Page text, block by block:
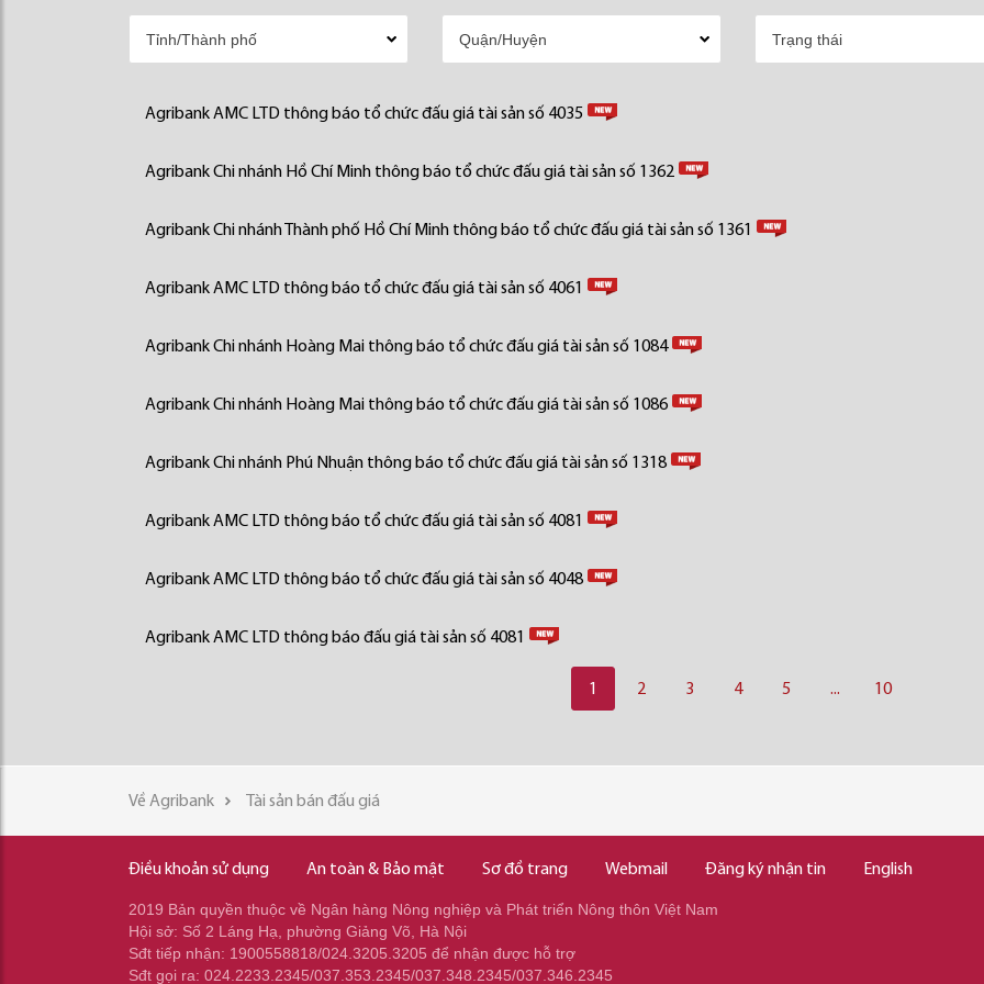
Agribank AMC LTD thông báo tổ chức đấu giá tài sản số 4035
Agribank Chi nhánh Hồ Chí Minh thông báo tổ chức đấu giá tài sản số 1362
Agribank Chi nhánh Thành phố Hồ Chí Minh thông báo tổ chức đấu giá tài sản số 1361
Agribank AMC LTD thông báo tổ chức đấu giá tài sản số 4061
Agribank Chi nhánh Hoàng Mai thông báo tổ chức đấu giá tài sản số 1084
Agribank Chi nhánh Hoàng Mai thông báo tổ chức đấu giá tài sản số 1086
Agribank Chi nhánh Phú Nhuận thông báo tổ chức đấu giá tài sản số 1318
Agribank AMC LTD thông báo tổ chức đấu giá tài sản số 4081
Agribank AMC LTD thông báo tổ chức đấu giá tài sản số 4048
Agribank AMC LTD thông báo đấu giá tài sản số 4081
1 2 3 4 5 ... 10
Về Agribank Tài sản bán đấu giá
Điều khoản sử dụng An toàn & Bảo mật Sơ đồ trang Webmail Đăng ký nhận tin English
2019 Bản quyền thuộc về Ngân hàng Nông nghiệp và Phát triển Nông thôn Việt Nam
Hội sở: Số 2 Láng Hạ, phường Giảng Võ, Hà Nội
Sđt tiếp nhận: 1900558818/024.3205.3205 để nhận được hỗ trợ
Sđt gọi ra: 024.2233.2345/037.353.2345/037.348.2345/037.346.2345